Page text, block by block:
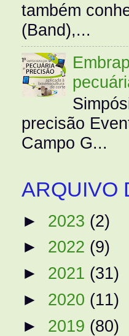
também
(Band),...
precisão
Campo G...
ARQUIVO
► 2023 (2)
► 2022 (9)
► 2021 (31)
► 2020 (11)
► 2019 (80)